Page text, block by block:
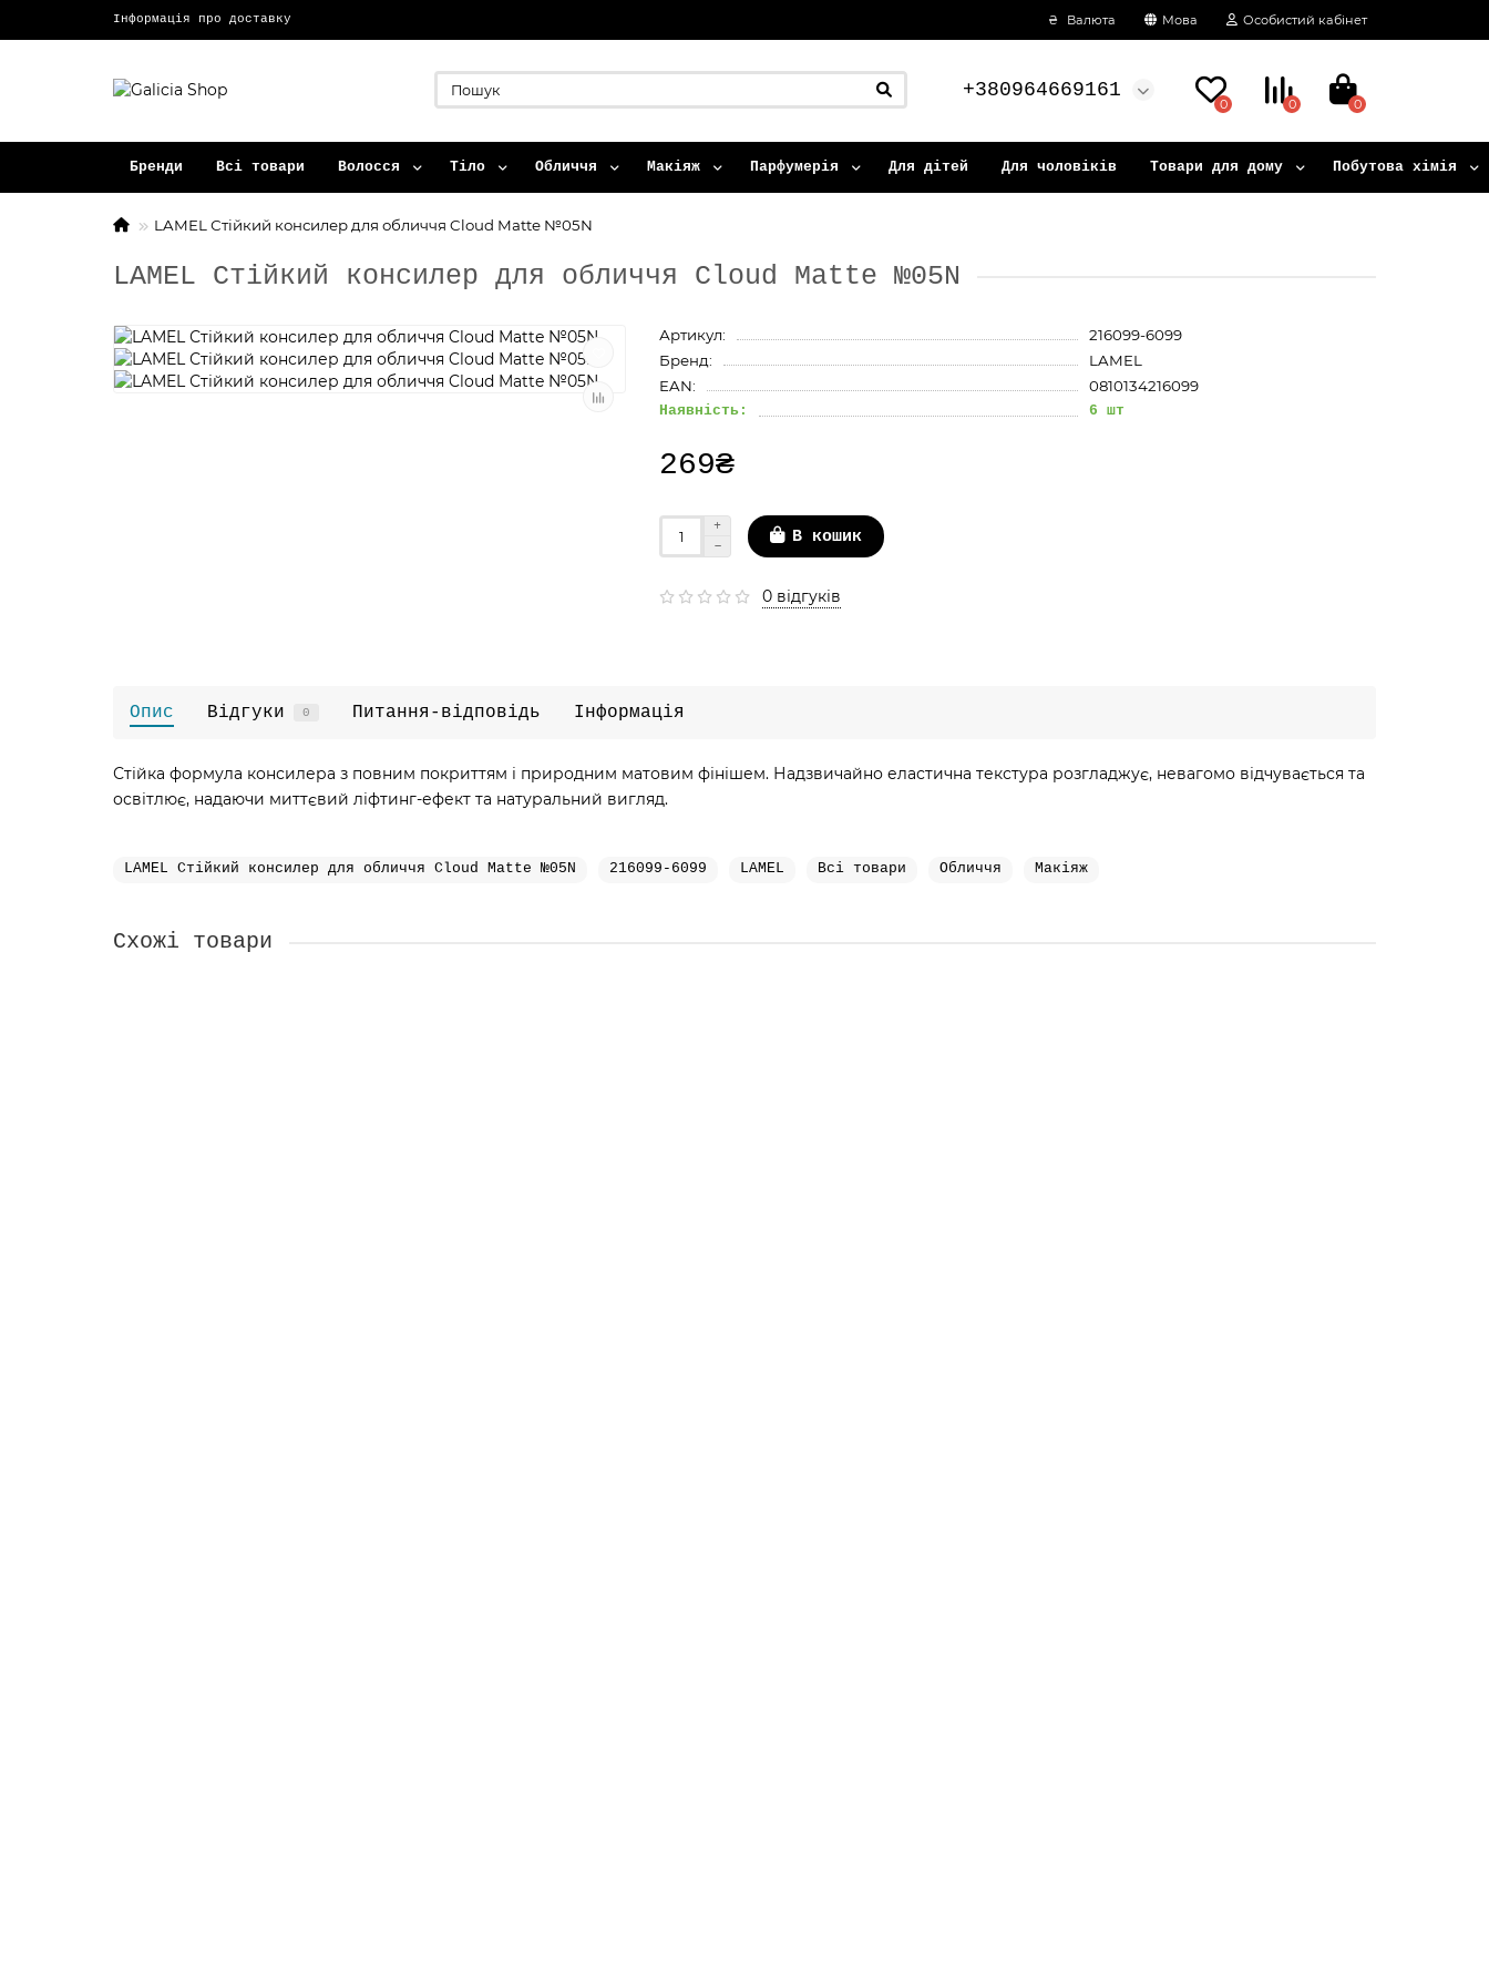
Інформація про доставку ₴ Валюта Мова Особистий кабінет
+380964669161
0 0 0
Бренди Всі товари Волосся Тіло Обличчя Макіяж Парфумерія Для дітей Для чоловіків Товари для дому Побутова хімія
LAMEL Стійкий консилер для обличчя Cloud Matte №05N
LAMEL Стійкий консилер для обличчя Cloud Matte №05N
Артикул:
216099-6099
Бренд:
LAMEL
EAN:
0810134216099
Наявність: 6 шт
269₴
В кошик
0 відгуків
Опис Відгуки 0 Питання-відповідь Інформація
Стійка формула консилера з повним покриттям і природним матовим фінішем. Надзвичайно еластична текстура розгладжує, невагомо відчувається та
освітлює, надаючи миттєвий ліфтинг-ефект та натуральний вигляд.
LAMEL Стійкий консилер для обличчя Cloud Matte №05N 216099-6099 LAMEL Всі товари Обличчя Макіяж
Схожі товари